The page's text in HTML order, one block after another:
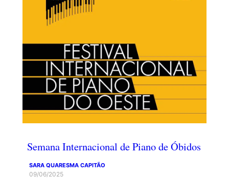
Semana Internacional de Piano de Óbidos
SARA QUARESMA CAPITÃO
09/06/2025